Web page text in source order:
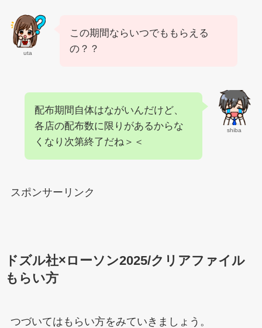
uta
この期間ならいつでももらえる
の？？
shiba
配布期間自体はながいんだけど、
各店の配布数に限りがあるからな
くなり次第終了だね＞＜
スポンサーリンク
ドズル社×ローソン2025/クリアファイル
もらい方
つづいてはもらい方をみていきましょう。